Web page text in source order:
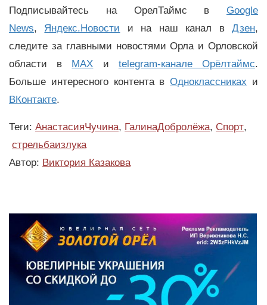
Подписывайтесь на ОрелТаймс в Google
News, Яндекс.Новости и на наш канал вДзен,
следите за главными новостями Орла и Орловской
области в MAX и telegram-канале Орёлтаймс.
Больше интересного контента вОдноклассниках и
ВКонтакте.
Теги: АнастасияЧучина, ГалинаДобролёжа, Спорт,
стрельбаизлука
Автор: Виктория Казакова